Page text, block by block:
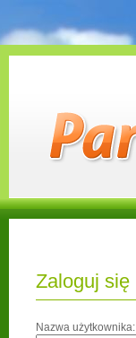
Zaloguj się
Nazwa użytkownika: